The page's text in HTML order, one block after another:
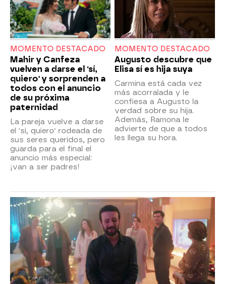
MOMENTO DESTACADO
Mahir y Canfeza
vuelven a darse el 'sí,
quiero' y sorprenden a
todos con el anuncio
de su próxima
paternidad
La pareja vuelve a darse
el 'sí, quiero' rodeada de
sus seres queridos, pero
guarda para el final el
anuncio más especial:
¡van a ser padres!
MOMENTO DESTACADO
Augusto descubre que
Elisa sí es hija suya
Carmina está cada vez
más acorralada y le
confiesa a Augusto la
verdad sobre su hija.
Además, Ramona le
advierte de que a todos
les llega su hora.